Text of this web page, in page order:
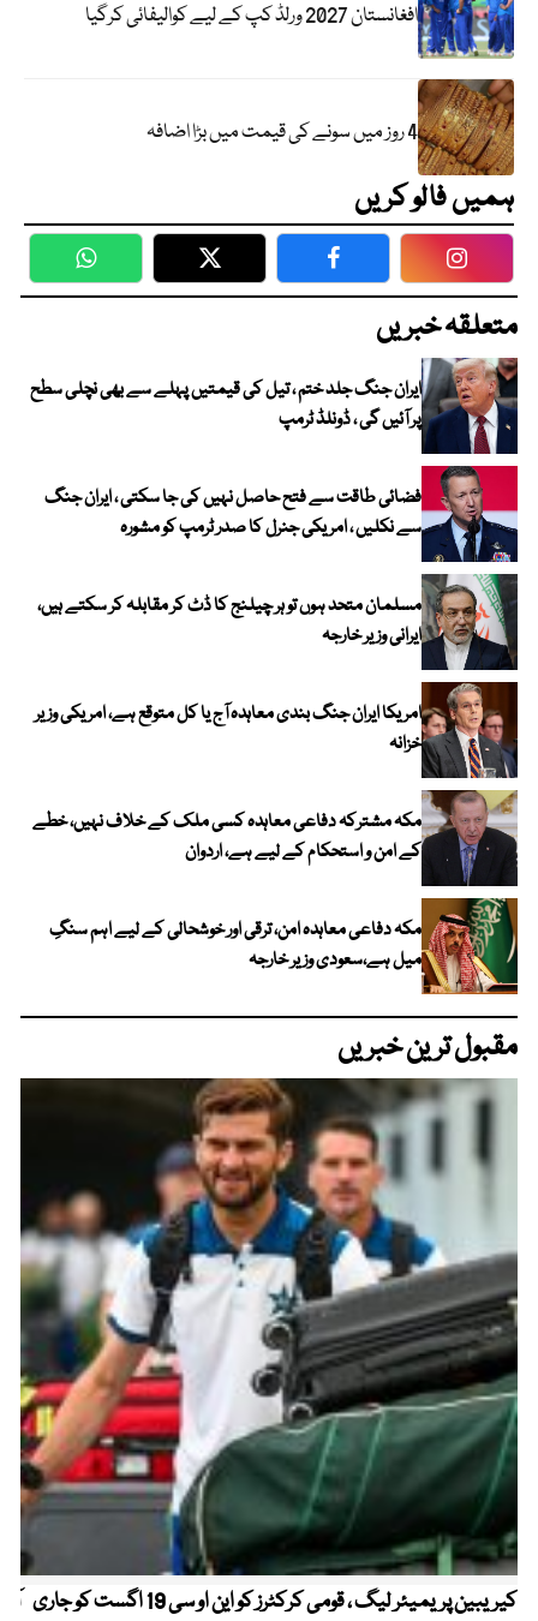
افغانستان 2027 ورلڈ کپ کے لیے کوالیفائی کرگیا
4 روز میں سونے کی قیمت میں بڑا اضافہ
ہمیں فالو کریں
WhatsApp Twitter Facebook
متعلقہ خبریں
ایران جنگ جلد ختم ، تیل کی قیمتیں پہلے سے بھی نچلی سطح
پر آئیں گی ، ڈونلڈ ٹرمپ
فضائی طاقت سے فتح حاصل نہیں کی جا سکتی ، ایران جنگ
سے نکلیں ، امریکی جنرل کا صدر ٹرمپ کو مشورہ
مسلمان متحد ہوں تو ہر چیلنج کا ڈٹ کر مقابلہ کر سکتے ہیں،
ایرانی وزیر خارجہ
امریکا ایران جنگ بندی معاہدہ آج یا کل متوقع ہے، امریکی وزیر
خزانہ
مکہ مشترکہ دفاعی معاہدہ کسی ملک کے خلاف نہیں، خطے
کے امن و استحکام کے لیے ہے، اردوان
مکہ دفاعی معاہدہ امن، ترقی اور خوشحالی کے لیے اہم سنگِ
میل ہے،سعودی وزیر خارجہ
مقبول ترین خبریں
کیریبین پریمیئر لیگ ، قومی کرکٹرز کو این او سی 19 اگست کو جاری